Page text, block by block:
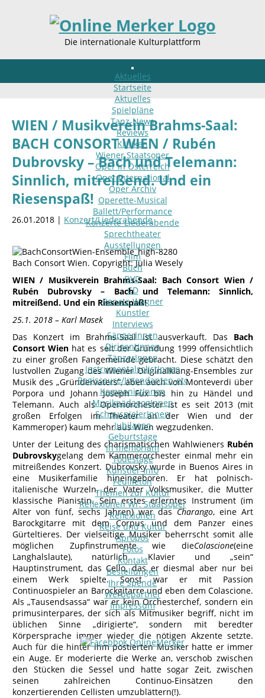
Die internationale Kulturplattform
Aktuelles
Startseite
Aktuelles
Spielpläne
Tanz-News
Reviews
Kritiken
Wiener Staatsoper
Oper in Österreich
Oper international
Oper Archiv
Operette-Musical
Ballett/Performance
Konzerte-Liederabende
Sprechtheater
Ausstellungen
Film
Buch
DVD
CD
Renate Wagner
Künstler
Interviews
SängerInnen
DirigentInnen
TänzerInnen
InstrumentalsolistInnen
Regisseure/Intendanten-etc
KomponistInnen
MusikpädagogInnen
SchauspielerInnen
Jubilaeen
Geburtstage
In memoriam
Todestage
Künstler-Info
Feuilleton
Themen zur Kultur
Reflexionen Wr. Staatsoper
Reflexionen
Reise und Kultur
Apropos
Fotos
Kontakt
Bestellungen
Ihre Spende
Werbepartner
Impressum
WIEN / Musikverein Brahms-Saal:
BACH CONSORT WIEN / Rubén
Dubrovsky – Bach und Telemann:
Sinnlich, mitreißend. Und ein
Riesenspaß!
26.01.2018 | Konzert/Liederabende
Bach Consort Wien. Copyright: Julia Wesely
WIEN / Musikverein Brahms-Saal: Bach Consort Wien /
Rubén Dubrovsky – Bach und Telemann: Sinnlich,
mitreißend. Und ein Riesenspaß!
25.1. 2018 – Karl Masek
Das Konzert im Brahms-Saal ist ausverkauft. Das Bach
Consort Wien hat es seit der Gründung 1999 offensichtlich
zu einer großen Fangemeinde gebracht. Diese schätzt den
lustvollen Zugang des Wiener Originalklang-Ensembles zur
Musik des „Gründervaters“, aber auch von Monteverdi über
Porpora und Johann Joseph Fux bis hin zu Händel und
Telemann. Auch als Opernorchester ist es seit 2013 (mit
großen Erfolgen im Theater an der Wien und der
Kammeroper) kaum mehr aus Wien wegzudenken.
Unter der Leitung des charismatischen Wahlwieners Rubén
Dubrovskygelang dem Kammerorchester einmal mehr ein
mitreißendes Konzert. Dubrovsky wurde in Buenos Aires in
eine Musikerfamilie hineingeboren. Er hat polnisch-
italienische Wurzeln, der Vater Volksmusiker, die Mutter
klassische Pianistin. Sein erstes erlerntes Instrument (im
Alter von fünf, sechs Jahren) war dasCharango, eine Art
Barockgitarre mit dem Corpus und dem Panzer eines
Gürteltieres. Der vielseitige Musiker beherrscht somit alle
möglichen Zupfinstrumente wie dieColascione(eine
Langhalslaute), natürlich Klavier und „sein“
Hauptinstrument, das Cello, das er diesmal aber nur bei
einem Werk spielte. Sonst war er mit Passion
Continuospieler an Barockgitarre und eben dem Colascione.
Als „Tausendsassa“ war er kein Orchesterchef, sondern ein
primusinterpares, der sich als Mitmusiker begriff, nicht im
üblichen Sinne „dirigierte“, sondern mit beredter
Körpersprache immer wieder die nötigen Akzente setzte.
Auch für die hinter ihm postierten Musiker hatte er immer
ein Auge. Er moderierte die Werke an, verschob zwischen
den Stücken die Sessel und hatte sogar Zeit, zwischen
seinen zahlreichen Continuo-Einsätzen den
konzertierenden Cellisten umzublättern(!).